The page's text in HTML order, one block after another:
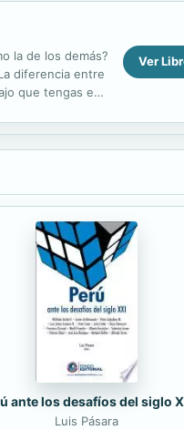
la de los demás?
diferencia entre
que tengas en
Ver
ante los desafíos del siglo
Luis Pásara